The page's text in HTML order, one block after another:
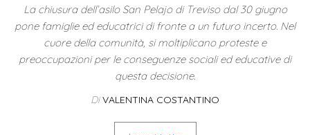
La chiusura dell’asilo San Pelajo di Treviso dal 30 giugno
pone famiglie ed educatrici di fronte a un futuro incerto. Nel
cuore della comunità, si moltiplicano proteste e
preoccupazioni per le conseguenze sociali ed educative di
questa decisione.
Di VALENTINA COSTANTINO